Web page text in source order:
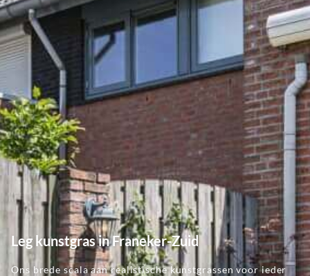
Leg kunstgras in Franeker-Zuid
Ons brede scala aan realistische kunstgrassen voor ieder